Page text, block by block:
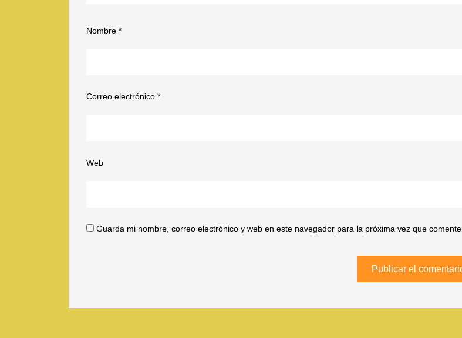
Nombre *
Correo electrónico *
Web
Guarda mi nombre, correo electrónico y web en este navegador para la próxima vez que comente.